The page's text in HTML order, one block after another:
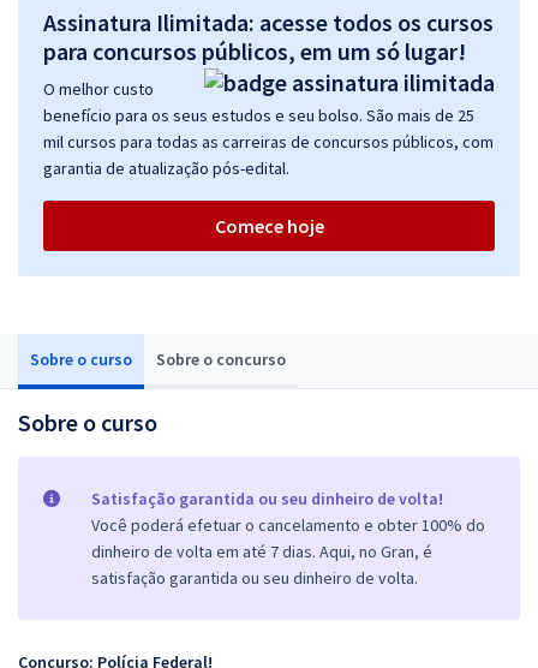
Sobre o curso Sobre o concurso
Sobre o curso
Satisfação garantida ou seu dinheiro de volta!
Você poderá efetuar o cancelamento e obter 100% do
dinheiro de volta em até 7 dias. Aqui, no Gran, é
satisfação garantida ou seu dinheiro de volta.
Concurso: Polícia Federal!
Assinatura Ilimitada: acesse todos os cursos
para concursos públicos, em um só lugar!
O melhor custo
benefício para os seus estudos e seu bolso. São mais de 25
mil cursos para todas as carreiras de concursos públicos, com
garantia de atualização pós-edital.
Comece hoje